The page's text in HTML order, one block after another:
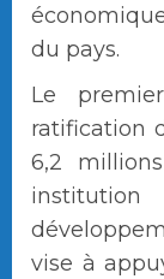
du pays.
Le
ratification
6,2
institution
vise à